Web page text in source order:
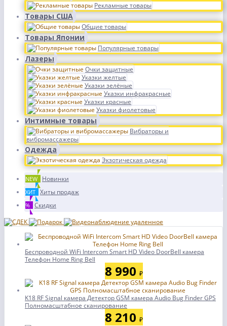
Рекламные товары
Товары США
Общие товары
Товары Японии
Популярные товары
Лазеры
Очки защитные
Указки желтые
Указки зелёные
Указки инфракрасные
Указки красные
Указки фиолетовые
Интимные товары
Вибраторы и
вибромассажеры
Одежда
Экзотическая одежда
NEW Новинки
ХИТ Хиты продаж
% Скидки
Беспроводной WiFi Intercom Smart HD Video DoorBell камера
Телефон Home Ring Bell
8 990 ₽
K18 RF Signal камера Детектор GSM камера Audio Bug Finder GPS
Полномасштабное сканирование
8 210 ₽